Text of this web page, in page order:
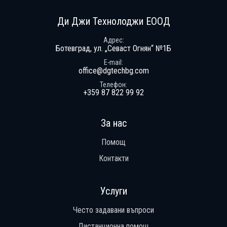
За нас
Помощ
Контакти
Услуги
Често задавани въпроси
Ди Джи Технолоджи ЕООД
Адрес
Ботевград, ул. „Севаст Огнян“ №1Б
E-mail
office@dgtechbg.com
Телефон
+359 87 822 99 92